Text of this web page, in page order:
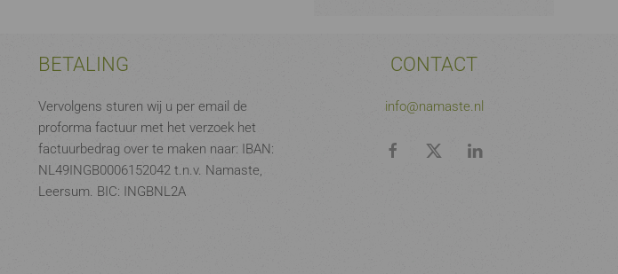
BETALING
Vervolgens sturen wij u per email de
proforma factuur met het verzoek het
factuurbedrag over te maken naar: IBAN:
NL49INGB0006152042 t.n.v. Namaste,
Leersum. BIC: INGBNL2A
CONTACT
info@namaste.nl